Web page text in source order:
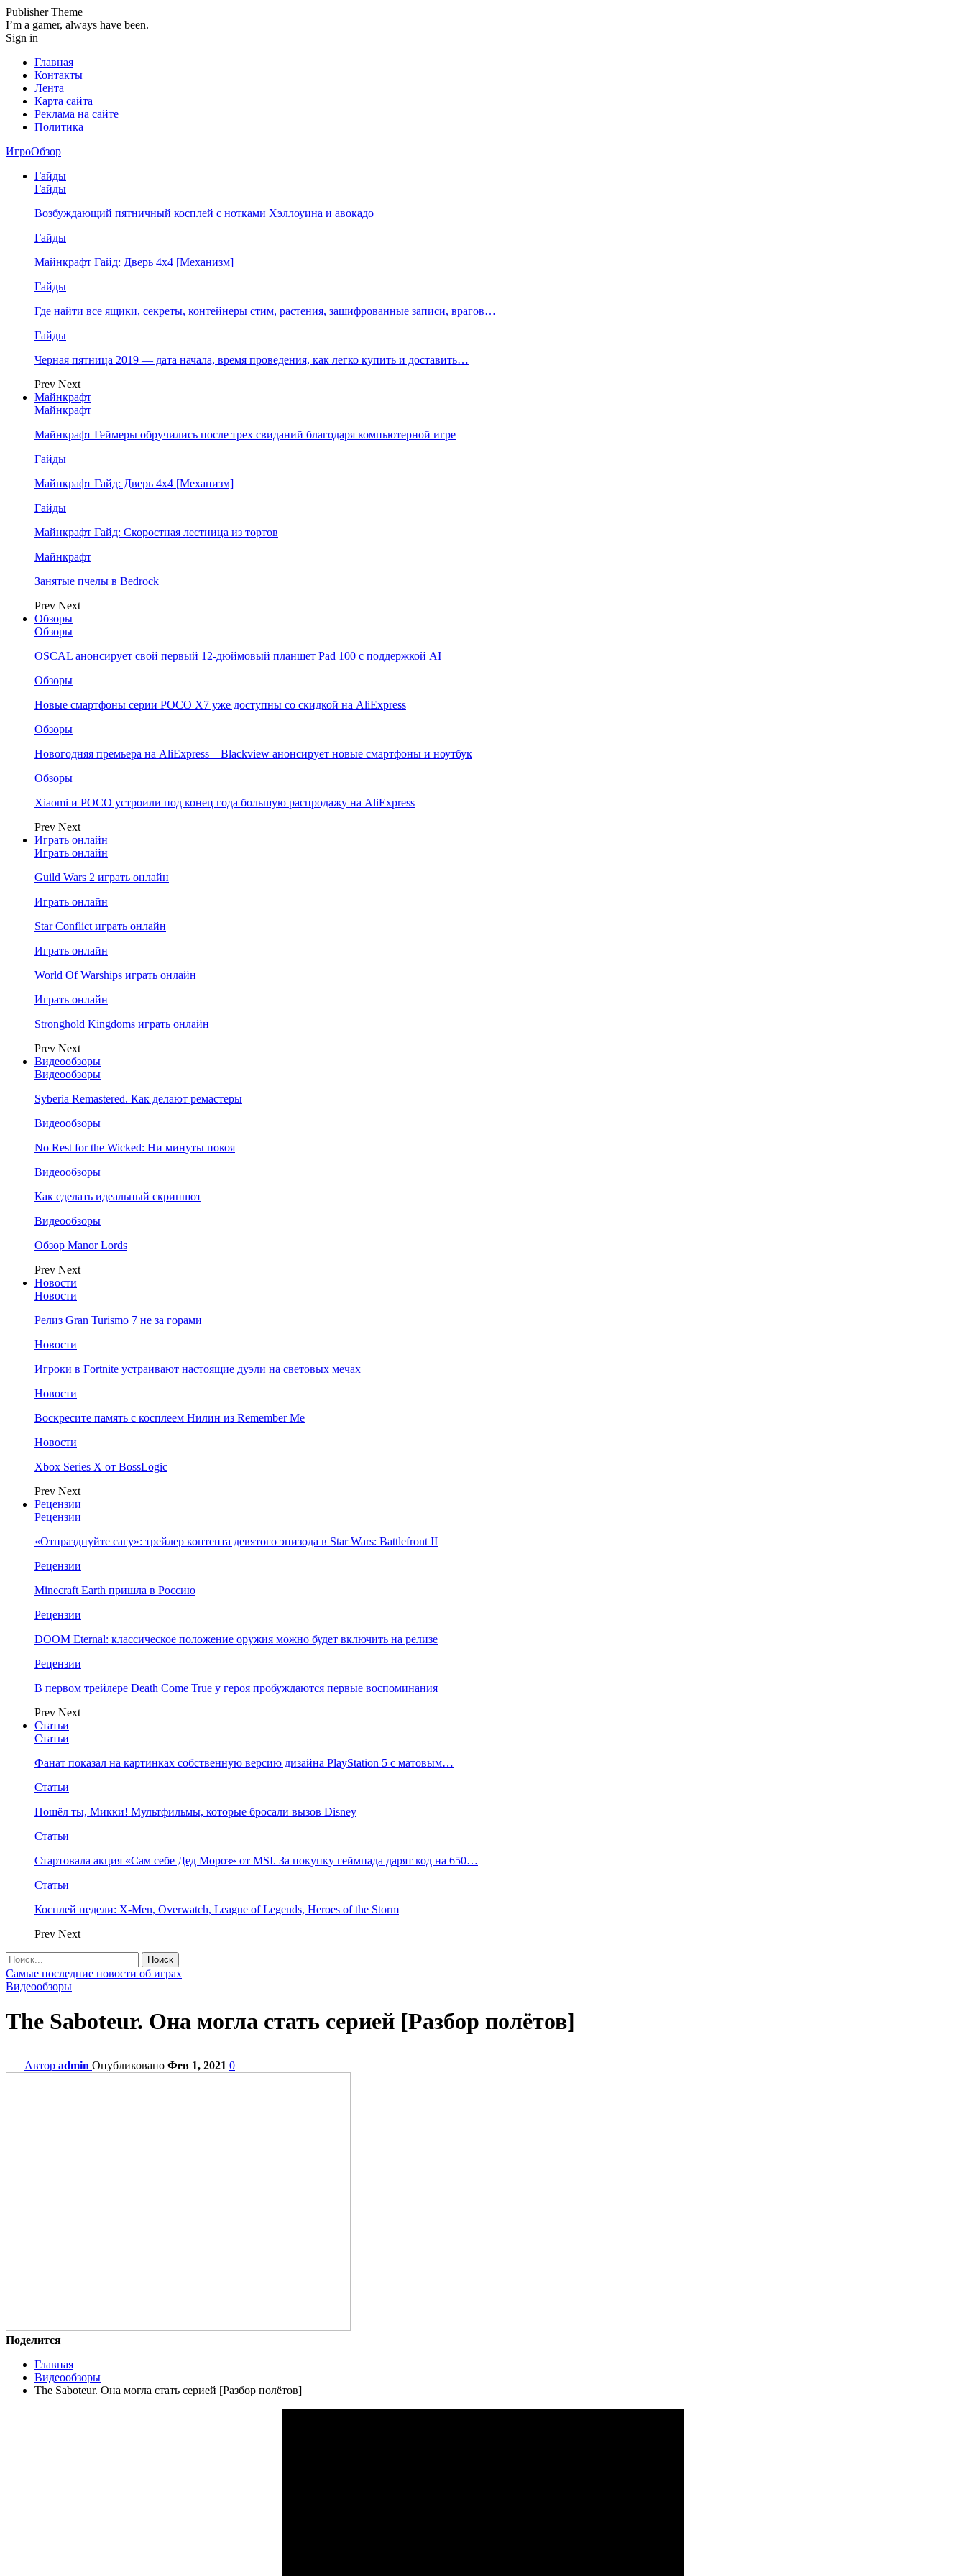
Publisher Theme
I’m a gamer, always have been.
Sign in
Главная
Контакты
Лента
Карта сайта
Реклама на сайте
Политика
ИгроОбзор
Гайды
Гайды
Возбуждающий пятничный косплей с нотками Хэллоуина и авокадо
Гайды
Майнкрафт Гайд: Дверь 4х4 [Механизм]
Гайды
Где найти все ящики, секреты, контейнеры стим, растения, зашифрованные записи, врагов…
Гайды
Черная пятница 2019 — дата начала, время проведения, как легко купить и доставить…
Prev Next
Майнкрафт
Майнкрафт
Майнкрафт Геймеры обручились после трех свиданий благодаря компьютерной игре
Гайды
Майнкрафт Гайд: Дверь 4х4 [Механизм]
Гайды
Майнкрафт Гайд: Скоростная лестница из тортов
Майнкрафт
Занятые пчелы в Bedrock
Prev Next
Обзоры
Обзоры
OSCAL анонсирует свой первый 12-дюймовый планшет Pad 100 с поддержкой AI
Обзоры
Новые смартфоны серии POCO X7 уже доступны со скидкой на AliExpress
Обзоры
Новогодняя премьера на AliExpress – Blackview анонсирует новые смартфоны и ноутбук
Обзоры
Xiaomi и POCO устроили под конец года большую распродажу на AliExpress
Prev Next
Играть онлайн
Играть онлайн
Guild Wars 2 играть онлайн
Играть онлайн
Star Conflict играть онлайн
Играть онлайн
World Of Warships играть онлайн
Играть онлайн
Stronghold Kingdoms играть онлайн
Prev Next
Видеообзоры
Видеообзоры
Syberia Remastered. Как делают ремастеры
Видеообзоры
No Rest for the Wicked: Ни минуты покоя
Видеообзоры
Как сделать идеальный скриншот
Видеообзоры
Обзор Manor Lords
Prev Next
Новости
Новости
Релиз Gran Turismo 7 не за горами
Новости
Игроки в Fortnite устраивают настоящие дуэли на световых мечах
Новости
Воскресите память с косплеем Нилин из Remember Me
Новости
Xbox Series X от BossLogic
Prev Next
Рецензии
Рецензии
«Отпразднуйте сагу»: трейлер контента девятого эпизода в Star Wars: Battlefront II
Рецензии
Minecraft Earth пришла в Россию
Рецензии
DOOM Eternal: классическое положение оружия можно будет включить на релизе
Рецензии
В первом трейлере Death Come True у героя пробуждаются первые воспоминания
Prev Next
Статьи
Статьи
Фанат показал на картинках собственную версию дизайна PlayStation 5 с матовым…
Статьи
Пошёл ты, Микки! Мультфильмы, которые бросали вызов Disney
Статьи
Стартовала акция «Сам себе Дед Мороз» от MSI. За покупку геймпада дарят код на 650…
Статьи
Косплей недели: X-Men, Overwatch, League of Legends, Heroes of the Storm
Prev Next
Самые последние новости об играх
Видеообзоры
The Saboteur. Она могла стать серией [Разбор полётов]
Автор admin Опубликовано Фев 1, 2021 0
Поделится
Главная
Видеообзоры
The Saboteur. Она могла стать серией [Разбор полётов]